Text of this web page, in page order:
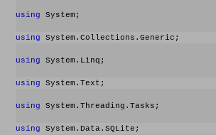
using System;
using System.Collections.Generic;
using System.Linq;
using System.Text;
using System.Threading.Tasks;
using System.Data.SQLite;